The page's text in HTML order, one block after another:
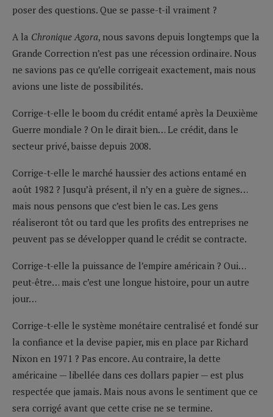
poser des questions. Que se passe-t-il vraiment ?
A la Chronique Agora, nous savons depuis longtemps que la
Grande Correction n’est pas une récession ordinaire. Nous
ne savions pas ce qu’elle corrigeait exactement, mais nous
avions une liste de possibilités.
Corrige-t-elle le boom du crédit entamé après la Deuxième
Guerre mondiale ? On le dirait bien… Le crédit, dans le
secteur privé, baisse depuis 2008.
Corrige-t-elle le marché haussier des actions entamé en
août 1982 ? Jusqu’à présent, il n’y en a guère de signes…
mais nous pensons que c’est bien le cas. Les gens
réaliseront tôt ou tard que les profits des entreprises ne
peuvent pas se développer quand le crédit se contracte.
Corrige-t-elle la puissance de l’empire américain ? Oui…
peut-être… mais c’est une longue histoire, pour un autre
jour…
Corrige-t-elle le système monétaire centralisé et fondé sur
la confiance et la devise papier, mis en place par Richard
Nixon en 1971 ? Pas encore. Au contraire, la dette
américaine — libellée dans ces dollars papier — est plus
respectée que jamais. Mais nous avons le sentiment que ce
sera corrigé avant que cette crise ne se termine.